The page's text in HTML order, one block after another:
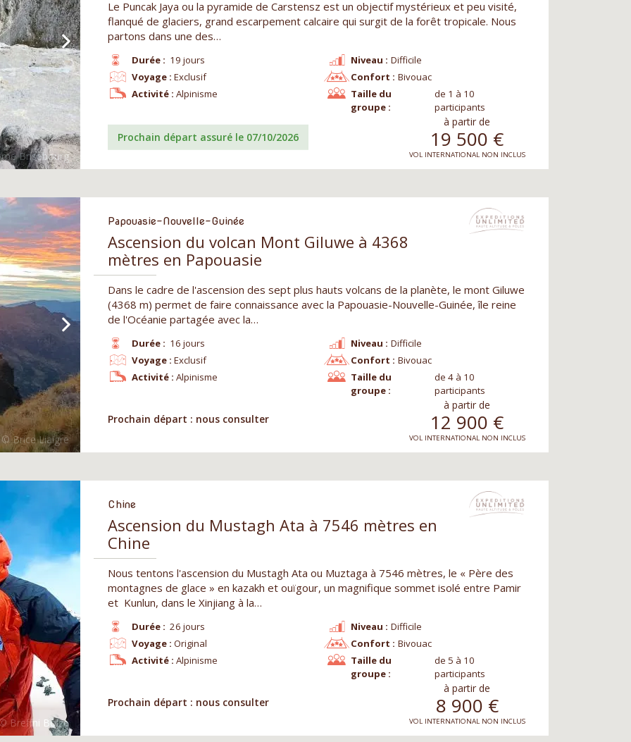
Le Puncak Jaya ou la pyramide de Carstensz est un objectif mystérieux et peu visité,
flanqué de glaciers, grand escarpement calcaire qui surgit de la forêt tropicale. Nous
partons dans une des…
Durée : 19 jours Niveau : Difficile
Voyage : Exclusif Confort : Bivouac
Activité : Alpinisme
Taille du
groupe :
de 1 à 10
participants
Prochain départ assuré le 07/10/2026
à partir de
19 500 €
VOL INTERNATIONAL NON INCLUS
Papouasie-Nouvelle-Guinée
Ascension du volcan Mont Giluwe à 4368
mètres en Papouasie
Dans le cadre de l'ascension des sept plus hauts volcans de la planète, le mont Giluwe
(4368 m) permet de faire connaissance avec la Papouasie-Nouvelle-Guinée, île reine
de l'Océanie partagée avec la…
Durée : 16 jours Niveau : Difficile
Voyage : Exclusif Confort : Bivouac
Activité : Alpinisme
Taille du
groupe :
de 4 à 10
participants
Prochain départ : nous consulter
à partir de
12 900 €
VOL INTERNATIONAL NON INCLUS
Chine
Ascension du Mustagh Ata à 7546 mètres en
Chine
Nous tentons l'ascension du Mustagh Ata ou Muztaga à 7546 mètres, le « Père des
montagnes de glace » en kazakh et ouïgour, un magnifique sommet isolé entre Pamir
et Kunlun, dans le Xinjiang à la…
Durée : 26 jours Niveau : Difficile
Voyage : Original Confort : Bivouac
Activité : Alpinisme
Taille du
groupe :
de 5 à 10
participants
Prochain départ : nous consulter
à partir de
8 900 €
VOL INTERNATIONAL NON INCLUS